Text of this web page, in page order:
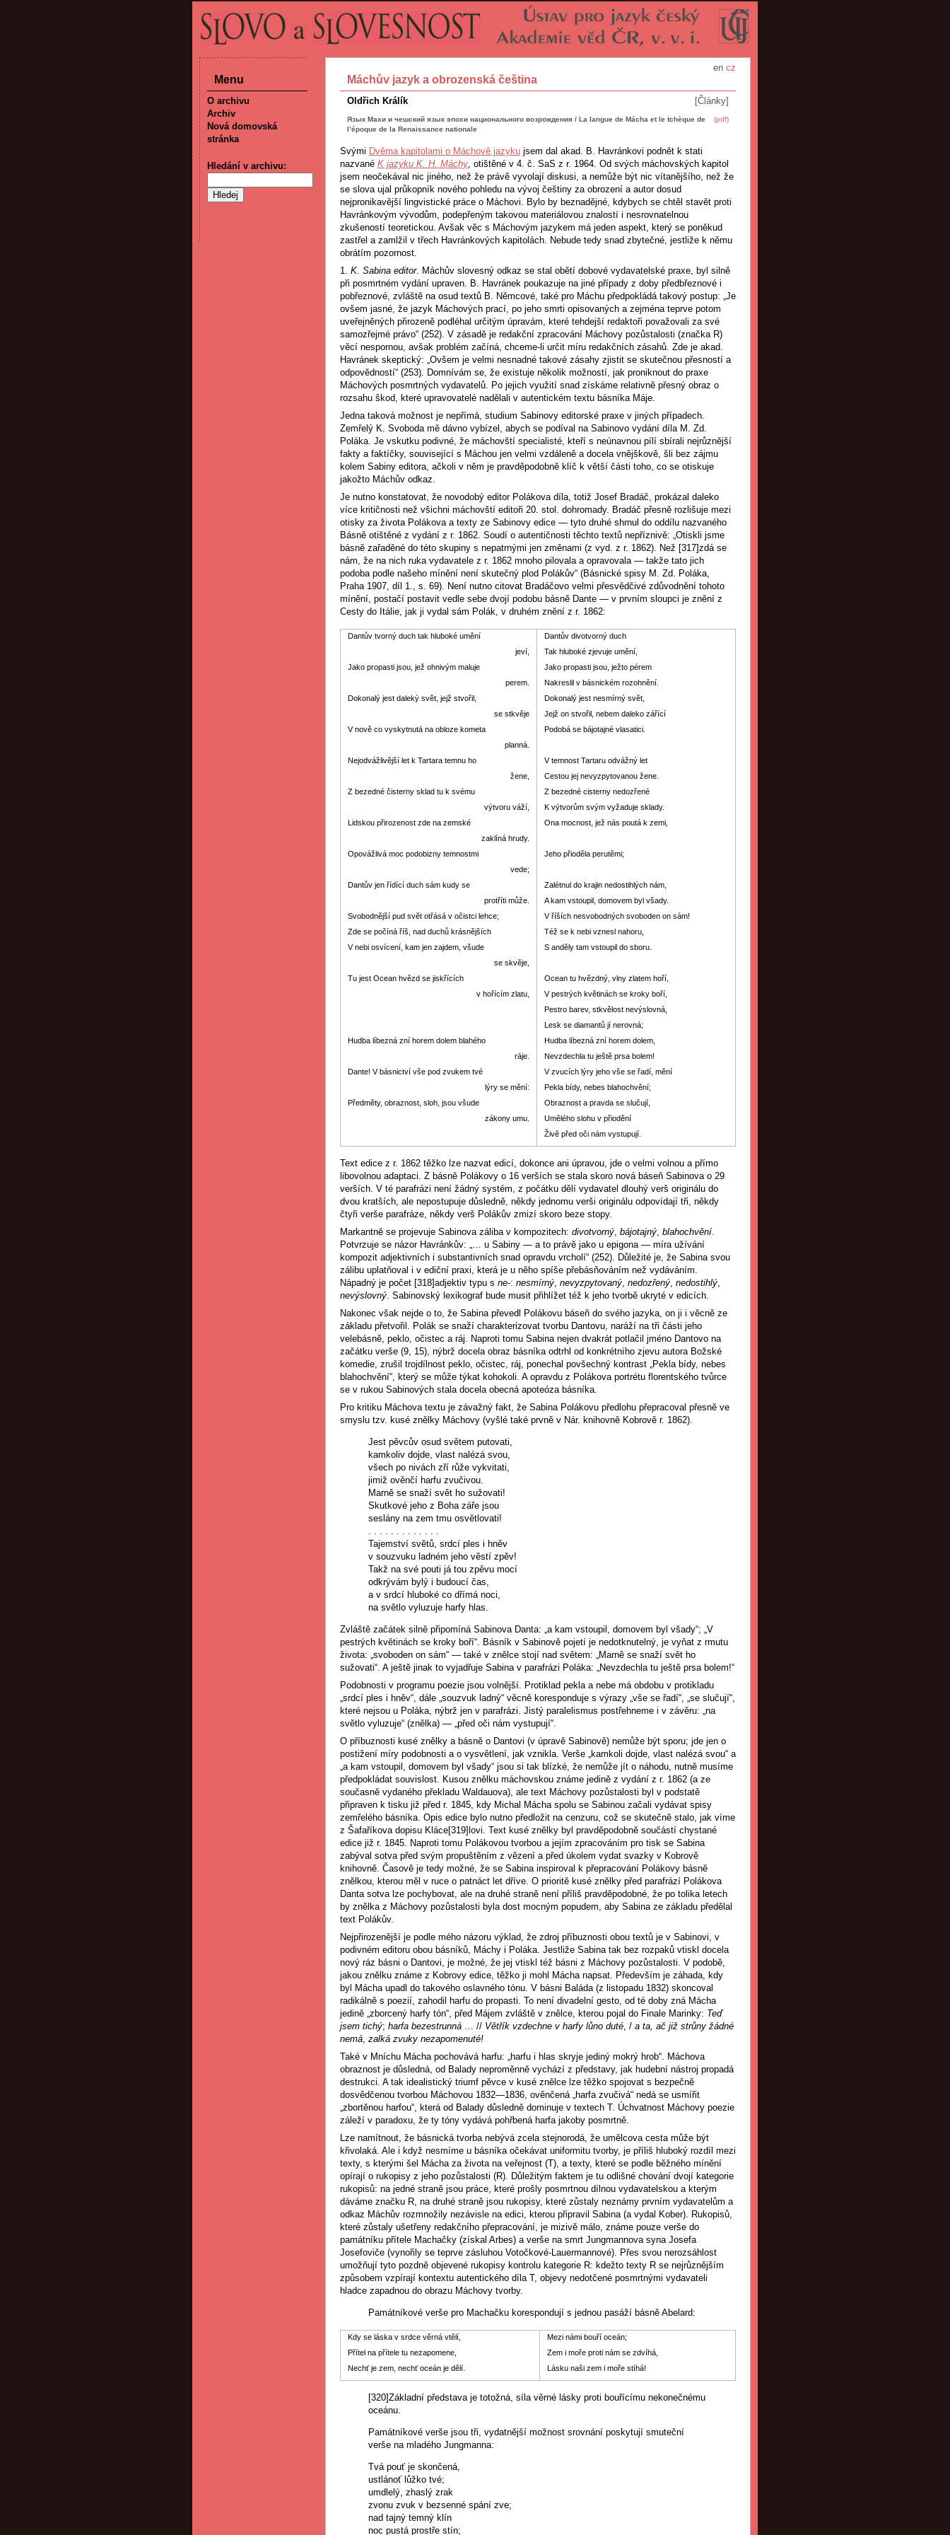
en cz
Máchův jazyk a obrozenská čeština
Oldřich Králík [Články]
(pdf)
Язык Махи и чешский язык эпохи национального возрождения / La langue de Mácha et le tchèque de
l’époque de la Renaissance nationale
Svými Dvěma kapitolami o Máchově jazyku jsem dal akad. B. Havránkovi podnět k stati
nazvané K jazyku K. H. Máchy, otištěné v 4. č. SaS z r. 1964. Od svých máchovských kapitol
jsem neočekával nic jiného, než že právě vyvolají diskusi, a nemůže být nic vítanějšího, než že
se slova ujal průkopník nového pohledu na vývoj češtiny za obrození a autor dosud
nejpronikavější lingvistické práce o Máchovi. Bylo by beznadějné, kdybych se chtěl stavět proti
Havránkovým vývodům, podepřeným takovou materiálovou znalostí i nesrovnatelnou
zkušeností teoretickou. Avšak věc s Máchovým jazykem má jeden aspekt, který se poněkud
zastřel a zamlžil v třech Havránkových kapitolách. Nebude tedy snad zbytečné, jestliže k němu
obrátím pozornost.
1. K. Sabina editor. Máchův slovesný odkaz se stal obětí dobové vydavatelské praxe, byl silně
při posmrtném vydání upraven. B. Havránek poukazuje na jiné případy z doby předbřeznové i
pobřeznové, zvláště na osud textů B. Němcové, také pro Máchu předpokládá takový postup: „Je
ovšem jasné, že jazyk Máchových prací, po jeho smrti opisovaných a zejména teprve potom
uveřejněných přirozeně podléhal určitým úpravám, které tehdejší redaktoři považovali za své
samozřejmé právo“ (252). V zásadě je redakční zpracování Máchovy pozůstalosti (značka R)
věcí nespornou, avšak problém začíná, chceme-li určit míru redakčních zásahů. Zde je akad.
Havránek skeptický: „Ovšem je velmi nesnadné takové zásahy zjistit se skutečnou přesností a
odpovědností“ (253). Domnívám se, že existuje několik možností, jak proniknout do praxe
Máchových posmrtných vydavatelů. Po jejich využití snad získáme relativně přesný obraz o
rozsahu škod, které upravovatelé nadělali v autentickém textu básníka Máje.
Jedna taková možnost je nepřímá, studium Sabinovy editorské praxe v jiných případech.
Zemřelý K. Svoboda mě dávno vybízel, abych se podíval na Sabinovo vydání díla M. Zd.
Poláka. Je vskutku podivné, že máchovští specialisté, kteří s neúnavnou pílí sbírali nejrůznější
fakty a faktíčky, související s Máchou jen velmi vzdáleně a docela vnějškově, šli bez zájmu
kolem Sabiny editora, ačkoli v něm je pravděpodobně klíč k větší části toho, co se otiskuje
jakožto Máchův odkaz.
Je nutno konstatovat, že novodobý editor Polákova díla, totiž Josef Bradáč, prokázal daleko
více kritičnosti než všichni máchovští editoři 20. stol. dohromady. Bradáč přesně rozlišuje mezi
otisky za života Polákova a texty ze Sabinovy edice — tyto druhé shrnul do oddílu nazvaného
Básně otištěné z vydání z r. 1862. Soudí o autentičnosti těchto textů nepříznivě: „Otiskli jsme
básně zařaděné do této skupiny s nepatrnými jen změnami (z vyd. z r. 1862). Než [317]zdá se
nám, že na nich ruka vydavatele z r. 1862 mnoho pilovala a opravovala — takže tato jich
podoba podle našeho mínění není skutečný plod Polákův“ (Básnické spisy M. Zd. Poláka,
Praha 1907, díl 1., s. 69). Není nutno citovat Bradáčovo velmi přesvědčivé zdůvodnění tohoto
mínění, postačí postavit vedle sebe dvojí podobu básně Dante — v prvním sloupci je znění z
Cesty do Itálie, jak ji vydal sám Polák, v druhém znění z r. 1862:
Dantův tvorný duch tak hluboké umění
jeví,
Jako propasti jsou, jež ohnivým maluje
perem.
Dokonalý jest daleký svět, jejž stvořil,
se stkvěje
V nově co vyskytnutá na obloze kometa
planná.
Nejodvážlivější let k Tartara temnu ho
žene,
Z bezedné čisterny sklad tu k svému
výtvoru váží,
Lidskou přirozenost zde na zemské
zaklíná hrudy.
Opovážlivá moc podobizny temnostmi
vede;
Dantův jen řídící duch sám kudy se
protříti může.
Svobodnější pud svět otřásá v očistci lehce;
Zde se počíná říš, nad duchů krásnějších
V nebi osvícení, kam jen zajdem, všude
se skvěje,
Tu jest Ocean hvězd se jiskřících
v hořícím zlatu,
Hudba líbezná zní horem dolem blahého
ráje.
Dante! V básnictví vše pod zvukem tvé
lýry se mění:
Předměty, obraznost, sloh, jsou všude
zákony umu.
Dantův divotvorný duch
Tak hluboké zjevuje umění,
Jako propasti jsou, ježto pérem
Nakreslil v básnickém rozohnění.
Dokonalý jest nesmírný svět,
Jejž on stvořil, nebem daleko zářící
Podobá se bájotajné vlasatici.
V temnost Tartaru odvážný let
Cestou jej nevyzpytovanou žene.
Z bezedné cisterny nedozřené
K výtvorům svým vyžaduje sklady.
Ona mocnost, jež nás poutá k zemi,
Jeho přioděla perutěmi;
Zalétnul do krajin nedostihlých nám,
A kam vstoupil, domovem byl všady.
V říších nesvobodných svoboden on sám!
Též se k nebi vznesl nahoru,
S anděly tam vstoupil do sboru.
Ocean tu hvězdný, vlny zlatem hoří,
V pestrých květinách se kroky boří,
Pestro barev, stkvělost nevýslovná,
Lesk se diamantů jí nerovná;
Hudba líbezná zní horem dolem,
Nevzdechla tu ještě prsa bolem!
V zvucích lýry jeho vše se řadí, mění
Pekla bídy, nebes blahochvění;
Obraznost a pravda se slučují,
Umělého slohu v přiodění
Živě před oči nám vystupují.
Text edice z r. 1862 těžko lze nazvat edicí, dokonce ani úpravou, jde o velmi volnou a přímo
libovolnou adaptaci. Z básně Polákovy o 16 verších se stala skoro nová báseň Sabinova o 29
verších. V té parafrázi není žádný systém, z počátku dělí vydavatel dlouhý verš originálu do
dvou kratších, ale nepostupuje důsledně, někdy jednomu verši originálu odpovídají tři, někdy
čtyři verše parafráze, někdy verš Polákův zmizí skoro beze stopy.
Markantně se projevuje Sabinova záliba v kompozitech: divotvorný, bájotajný, blahochvění.
Potvrzuje se názor Havránkův: „… u Sabiny — a to právě jako u epigona — míra užívání
kompozit adjektivních i substantivních snad opravdu vrcholí“ (252). Důležité je, že Sabina svou
zálibu uplatňoval i v ediční praxi, která je u něho spíše přebásňováním než vydáváním.
Nápadný je počet [318]adjektiv typu s ne-: nesmírný, nevyzpytovaný, nedozřený, nedostihlý,
nevýslovný. Sabinovský lexikograf bude musit přihlížet též k jeho tvorbě ukryté v edicích.
Nakonec však nejde o to, že Sabina převedl Polákovu báseň do svého jazyka, on ji i věcně ze
základu přetvořil. Polák se snaží charakterizovat tvorbu Dantovu, naráží na tři části jeho
velebásně, peklo, očistec a ráj. Naproti tomu Sabina nejen dvakrát potlačil jméno Dantovo na
začátku verše (9, 15), nýbrž docela obraz básníka odtrhl od konkrétního zjevu autora Božské
komedie, zrušil trojdílnost peklo, očistec, ráj, ponechal povšechný kontrast „Pekla bídy, nebes
blahochvění“, který se může týkat kohokoli. A opravdu z Polákova portrétu florentského tvůrce
se v rukou Sabinových stala docela obecná apoteóza básníka.
Pro kritiku Máchova textu je závažný fakt, že Sabina Polákovu předlohu přepracoval přesně ve
smyslu tzv. kusé znělky Máchovy (vyšlé také prvně v Nár. knihovně Kobrově r. 1862).
Jest pěvcův osud světem putovati,
kamkoliv dojde, vlast nalézá svou,
všech po nivách zří růže vykvitati,
jimiž ověnčí harfu zvučivou.
Marně se snaží svět ho sužovati!
Skutkové jeho z Boha záře jsou
seslány na zem tmu osvětlovati!
. . . . . . . . . . . . .
Tajemství světů, srdcí ples i hněv
v souzvuku ladném jeho věstí zpěv!
Takž na své pouti já tou zpěvu mocí
odkrývám bylý i budoucí čas,
a v srdcí hluboké co dřímá noci,
na světlo vyluzuje harfy hlas.
Zvláště začátek silně připomíná Sabinova Danta: „a kam vstoupil, domovem byl všady“; „V
pestrých květinách se kroky boří“. Básník v Sabinově pojetí je nedotknutelný, je vyňat z rmutu
života: „svoboden on sám“ — také v znělce stojí nad světem: „Marně se snaží svět ho
sužovati“. A ještě jinak to vyjadřuje Sabina v parafrázi Poláka: „Nevzdechla tu ještě prsa bolem!“
Podobnosti v programu poezie jsou volnější. Protiklad pekla a nebe má obdobu v protikladu
„srdcí ples i hněv“, dále „souzvuk ladný“ věcně koresponduje s výrazy „vše se řadí“, „se slučují“,
které nejsou u Poláka, nýbrž jen v parafrázi. Jistý paralelismus postřehneme i v závěru: „na
světlo vyluzuje“ (znělka) — „před oči nám vystupují“.
O příbuznosti kusé znělky a básně o Dantovi (v úpravě Sabinově) nemůže být sporu; jde jen o
postižení míry podobnosti a o vysvětlení, jak vznikla. Verše „kamkoli dojde, vlast nalézá svou“ a
„a kam vstoupil, domovem byl všady“ jsou si tak blízké, že nemůže jít o náhodu, nutně musíme
předpokládat souvislost. Kusou znělku máchovskou známe jedině z vydání z r. 1862 (a ze
současně vydaného překladu Waldauova), ale text Máchovy pozůstalosti byl v podstatě
připraven k tisku již před r. 1845, kdy Michal Mácha spolu se Sabinou začali vydávat spisy
zemřelého básníka. Opis edice bylo nutno předložit na cenzuru, což se skutečně stalo, jak víme
z Šafaříkova dopisu Kláce[319]lovi. Text kusé znělky byl pravděpodobně součástí chystané
edice již r. 1845. Naproti tomu Polákovou tvorbou a jejím zpracováním pro tisk se Sabina
zabýval sotva před svým propuštěním z vězení a před úkolem vydat svazky v Kobrově
knihovně. Časově je tedy možné, že se Sabina inspiroval k přepracování Polákovy básně
znělkou, kterou měl v ruce o patnáct let dříve. O prioritě kusé znělky před parafrází Polákova
Danta sotva lze pochybovat, ale na druhé straně není příliš pravděpodobné, že po tolika letech
by znělka z Máchovy pozůstalosti byla dost mocným popudem, aby Sabina ze základu předělal
text Polákův.
Nejpřirozenější je podle mého názoru výklad, že zdroj příbuznosti obou textů je v Sabinovi, v
podivném editoru obou básníků, Máchy i Poláka. Jestliže Sabina tak bez rozpaků vtiskl docela
nový ráz básni o Dantovi, je možné, že jej vtiskl též básni z Máchovy pozůstalosti. V podobě,
jakou znělku známe z Kobrovy edice, těžko ji mohl Mácha napsat. Především je záhada, kdy
byl Mácha upadl do takového oslavného tónu. V básni Baláda (z listopadu 1832) skoncoval
radikálně s poezií, zahodil harfu do propasti. To není divadelní gesto, od té doby zná Mácha
jedině „zborcený harfy tón“, před Májem zvláště v znělce, kterou pojal do Finale Marinky: Teď
jsem tichý; harfa bezestrunná … // Větřík vzdechne v harfy lůno duté, / a ta, ač již strůny žádné
nemá, zalká zvuky nezapomenuté!
Také v Mníchu Mácha pochovává harfu: „harfu i hlas skryje jediný mokrý hrob“. Máchova
obraznost je důsledná, od Balady neproměnně vychází z představy, jak hudební nástroj propadá
destrukci. A tak idealistický triumf pěvce v kusé znělce lze těžko spojovat s bezpečně
dosvědčenou tvorbou Máchovou 1832—1836, ověnčená „harfa zvučivá“ nedá se usmířit
„zbortěnou harfou“, která od Balady důsledně dominuje v textech T. Úchvatnost Máchovy poezie
záleží v paradoxu, že ty tóny vydává pohřbená harfa jakoby posmrtně.
Lze namítnout, že básnická tvorba nebývá zcela stejnorodá, že umělcova cesta může být
křivolaká. Ale i když nesmíme u básníka očekávat uniformitu tvorby, je příliš hluboký rozdíl mezi
texty, s kterými šel Mácha za života na veřejnost (T), a texty, které se podle běžného mínění
opírají o rukopisy z jeho pozůstalosti (R). Důležitým faktem je tu odlišné chování dvojí kategorie
rukopisů: na jedné straně jsou práce, které prošly posmrtnou dílnou vydavatelskou a kterým
dáváme značku R, na druhé straně jsou rukopisy, které zůstaly neznámy prvním vydavatelům a
odkaz Máchův rozmnožily nezávisle na edici, kterou připravil Sabina (a vydal Kober). Rukopisů,
které zůstaly ušetřeny redakčního přepracování, je mizivě málo, známe pouze verše do
památníku přítele Machačky (získal Arbes) a verše na smrt Jungmannova syna Josefa
Josefoviče (vynořily se teprve zásluhou Votočkové-Lauermannové). Přes svou nerozsáhlost
umožňují tyto pozdně objevené rukopisy kontrolu kategorie R: kdežto texty R se nejrůznějším
způsobem vzpírají kontextu autentického díla T, objevy nedotčené posmrtnými vydavateli
hladce zapadnou do obrazu Máchovy tvorby.
Památníkové verše pro Machačku korespondují s jednou pasáží básně Abelard:
Kdy se láska v srdce věrná vtělí,
Přítel na přítele tu nezapomene,
Nechť je zem, nechť oceán je dělí.
Mezi námi bouří oceán;
Zem i moře proti nám se zdvíhá,
Lásku naši zem i moře stíhá!
[320]Základní představa je totožná, síla věrné lásky proti bouřícímu nekonečnému
oceánu.
Památníkové verše jsou tři, vydatnější možnost srovnání poskytují smuteční
verše na mladého Jungmanna:
Tvá pouť je skončená,
ustlánoť lůžko tvé;
umdlelý, zhaslý zrak
zvonu zvuk v bezsenné spání zve;
nad tajný temný klín
noc pustá prostře stín;
Menu
O archivu
Archiv
Nová domovská
stránka
Hledání v archivu: